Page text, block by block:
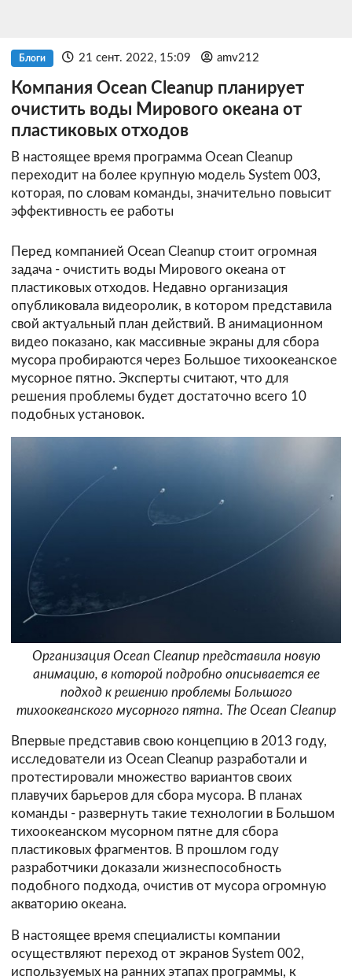
Блоги 21 сент. 2022, 15:09 amv212
Компания Ocean Cleanup планирует
очистить воды Мирового океана от
пластиковых отходов
В настоящее время программа Ocean Cleanup
переходит на более крупную модель System 003,
которая, по словам команды, значительно повысит
эффективность ее работы
Перед компанией Ocean Cleanup стоит огромная
задача - очистить воды Мирового океана от
пластиковых отходов. Недавно организация
опубликовала видеоролик, в котором представила
свой актуальный план действий. В анимационном
видео показано, как массивные экраны для сбора
мусора пробираются через Большое тихоокеанское
мусорное пятно. Эксперты считают, что для
решения проблемы будет достаточно всего 10
подобных установок.
Организация Ocean Cleanup представила новую
анимацию, в которой подробно описывается ее
подход к решению проблемы Большого
тихоокеанского мусорного пятна. The Ocean Cleanup
Впервые представив свою концепцию в 2013 году,
исследователи из Ocean Cleanup разработали и
протестировали множество вариантов своих
плавучих барьеров для сбора мусора. В планах
команды - развернуть такие технологии в Большом
тихоокеанском мусорном пятне для сбора
пластиковых фрагментов. В прошлом году
разработчики доказали жизнеспособность
подобного подхода, очистив от мусора огромную
акваторию океана.
В настоящее время специалисты компании
осуществляют переход от экранов System 002,
используемых на ранних этапах программы, к